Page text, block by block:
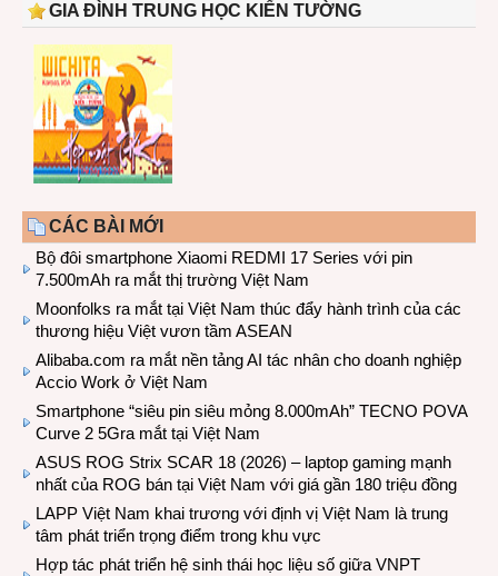
GIA ĐÌNH TRUNG HỌC KIẾN TƯỜNG
CÁC BÀI MỚI
Bộ đôi smartphone Xiaomi REDMI 17 Series với pin
7.500mAh ra mắt thị trường Việt Nam
Moonfolks ra mắt tại Việt Nam thúc đẩy hành trình của các
thương hiệu Việt vươn tầm ASEAN
Alibaba.com ra mắt nền tảng AI tác nhân cho doanh nghiệp
Accio Work ở Việt Nam
Smartphone “siêu pin siêu mỏng 8.000mAh” TECNO POVA
Curve 2 5Gra mắt tại Việt Nam
ASUS ROG Strix SCAR 18 (2026) – laptop gaming mạnh
nhất của ROG bán tại Việt Nam với giá gần 180 triệu đồng
LAPP Việt Nam khai trương với định vị Việt Nam là trung
tâm phát triển trọng điểm trong khu vực
Hợp tác phát triển hệ sinh thái học liệu số giữa VNPT